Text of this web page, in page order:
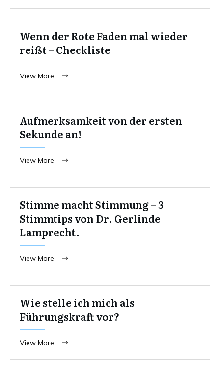
Wenn der Rote Faden mal wieder
reißt – Checkliste
View More
Aufmerksamkeit von der ersten
Sekunde an!
View More
Stimme macht Stimmung – 3
Stimmtips von Dr. Gerlinde
Lamprecht.
View More
Wie stelle ich mich als
Führungskraft vor?
View More